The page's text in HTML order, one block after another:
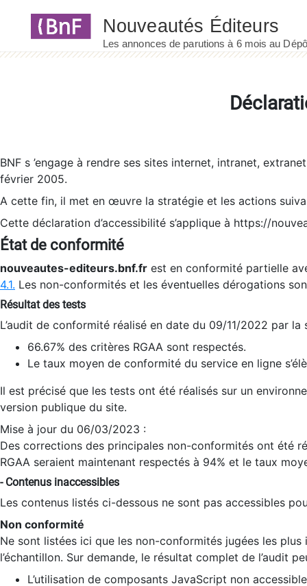
BNF s ’engage à rendre ses sites internet, intranet,
février 2005.
A cette fin, il met en œuvre la stratégie et les actions
Cette déclaration d’accessibilité s’applique à https://
État de conformité
nouveautes-editeurs.bnf.fr est en conformité partielle
4.1. Les non-conformités et les éventuelles dérogations
Résultat des tests
L’audit de conformité réalisé en date du 09/11/2022 par
66.67% des critères RGAA sont respectés.
Le taux moyen de conformité du service en ligne
Il est précisé que les tests ont été réalisés sur un
version publique du site.
Mise à jour du 06/03/2023 :
Des corrections des principales non-conformités ont été
RGAA seraient maintenant respectés à 94% et le taux
- Contenus inaccessibles
Les contenus listés ci-dessous ne sont pas accessibles
Non conformité
Ne sont listées ici que les non-conformités jugées les
l’échantillon. Sur demande, le résultat complet de l’audit
L’utilisation de composants JavaScript non